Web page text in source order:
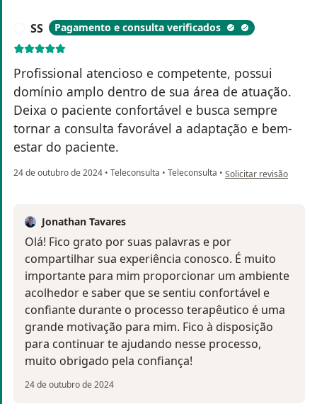
SS Pagamento e consulta verificados
Profissional atencioso e competente, possui
domínio amplo dentro de sua área de atuação.
Deixa o paciente confortável e busca sempre
tornar a consulta favorável a adaptação e bem-
estar do paciente.
24 de outubro de 2024 • Teleconsulta • Teleconsulta • na opinião do utilizador
Solicitar revisão
Jonathan Tavares
Olá! Fico grato por suas palavras e por
compartilhar sua experiência conosco. É muito
importante para mim proporcionar um ambiente
acolhedor e saber que se sentiu confortável e
confiante durante o processo terapêutico é uma
grande motivação para mim. Fico à disposição
para continuar te ajudando nesse processo,
muito obrigado pela confiança!
24 de outubro de 2024